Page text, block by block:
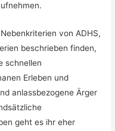
von ADHS,
beschrieben finden,
schnellen
Erleben und
anlassbezogene Ärger
geht es ihr eher